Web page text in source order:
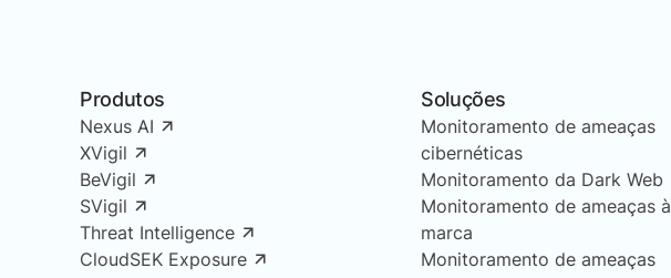
Produtos
Nexus AI
XVigil
BeVigil
SVigil
Threat Intelligence
CloudSEK Exposure
Soluções
Monitoramento de ameaças
cibernéticas
Monitoramento da Dark Web
Monitoramento de ameaças à
marca
Monitoramento de ameaças